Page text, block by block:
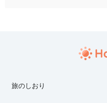
旅のしおり